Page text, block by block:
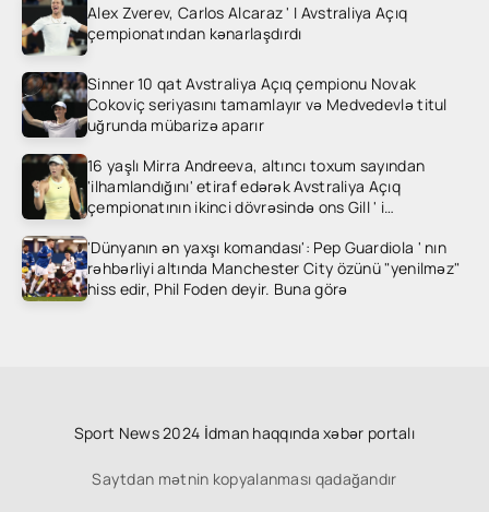
Alex Zverev, Carlos Alcaraz ' I Avstraliya Açıq
çempionatından kənarlaşdırdı
Sinner 10 qat Avstraliya Açıq çempionu Novak
Cokoviç seriyasını tamamlayır və Medvedevlə titul
uğrunda mübarizə aparır
16 yaşlı Mirra Andreeva, altıncı toxum sayından
'ilhamlandığını' etiraf edərək Avstraliya Açıq
çempionatının ikinci dövrəsində ons Gill ' i
'Dünyanın ən yaxşı komandası': Pep Guardiola ' nın
rəhbərliyi altında Manchester City özünü "yenilməz"
hiss edir, Phil Foden deyir. Buna görə
Sport News 2024 İdman haqqında xəbər portalı
Saytdan mətnin kopyalanması qadağandır